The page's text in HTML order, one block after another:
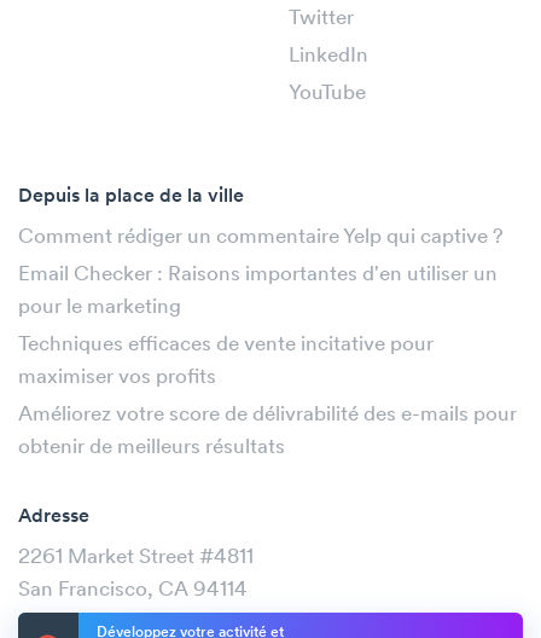
Développez votre activité et
Twitter
LinkedIn
YouTube
Depuis la place de la ville
Comment rédiger un commentaire Yelp qui captive ?
Email Checker : Raisons importantes d'en utiliser un
pour le marketing
Techniques efficaces de vente incitative pour
maximiser vos profits
Améliorez votre score de délivrabilité des e-mails pour
obtenir de meilleurs résultats
Adresse
2261 Market Street #4811
San Francisco, CA 94114